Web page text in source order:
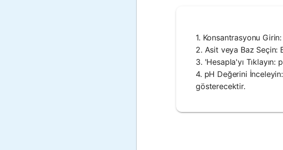
1. Konsantrasyonu
2. Asit veya Baz Seçin:
3. 'Hesapla'yı
4. pH Değerini
gösterecektir.